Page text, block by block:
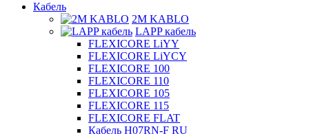
Кабель
2M KABLO
LAPP кабель
FLEXICORE LiYY
FLEXICORE LiYCY
FLEXICORE 100
FLEXICORE 110
FLEXICORE 105
FLEXICORE 115
FLEXICORE FLAT
Кабель H07RN-F RU